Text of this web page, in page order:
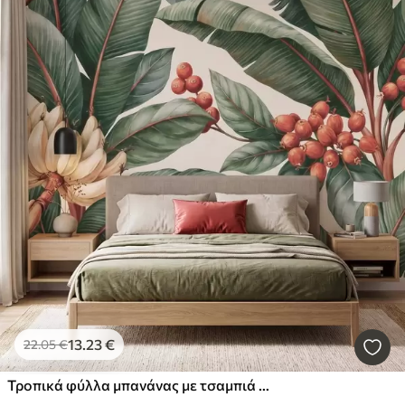
22.05€13 .23€